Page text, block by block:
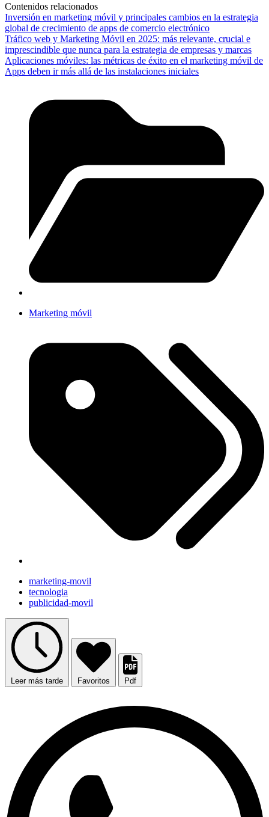
Contenidos relacionados
Inversión en marketing móvil y principales cambios en la estrategia
global de crecimiento de apps de comercio electrónico
Tráfico web y Marketing Móvil en 2025: más relevante, crucial e
imprescindible que nunca para la estrategia de empresas y marcas
Aplicaciones móviles: las métricas de éxito en el marketing móvil de
Apps deben ir más allá de las instalaciones iniciales
Marketing móvil
marketing-movil
tecnologia
publicidad-movil
Leer más tarde Favoritos Pdf